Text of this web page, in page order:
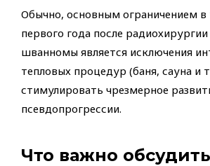
Обычно, основным ограничением в
первого года после
шванномы является исключения
тепловых процедур (баня, сауна и
стимулировать чрезмерное
псевдопрогрессии.
Что важно